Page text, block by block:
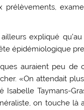
prélèvements,
expliqué
épidémiologique
auraient peu de
«On attendait
Isabelle Taymans-
on touche